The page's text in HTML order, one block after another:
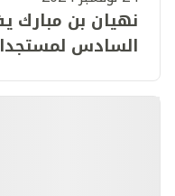
نهيان بن مبارك
السادس لمستجدات